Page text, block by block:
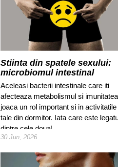
Stiinta din spatele sexului:
microbiomul intestinal
Aceleasi bacterii intestinale care iti
afecteaza metabolismul si imunitatea
joaca un rol important si in activitatile
tale din dormitor. Iata care este
dintre cele doua!
30 Jun, 2026